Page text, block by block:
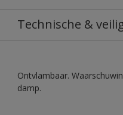
Technische &
Ontvlambaar.
damp.